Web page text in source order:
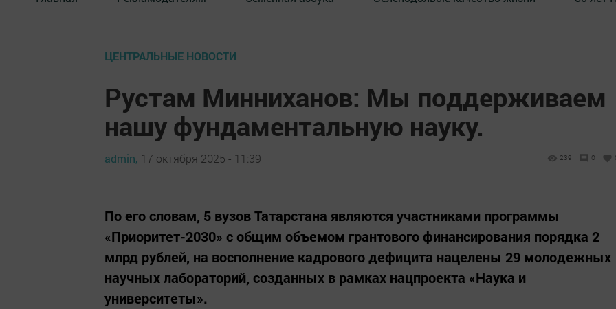
ЦЕНТРАЛЬНЫЕ НОВОСТИ
Рустам Минниханов: Мы поддерживаем
нашу фундаментальную науку.
admin, 17 октября 2025 - 11:39 239 0
По его словам, 5 вузов Татарстана являются участниками программы
«Приоритет-2030» с общим объемом грантового финансирования порядка 2
млрд рублей, на восполнение кадрового дефицита нацелены 29 молодежных
научных лабораторий, созданных в рамках нацпроекта «Наука и
университеты».